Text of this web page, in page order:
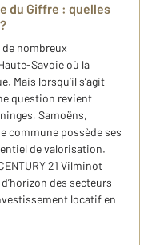
du Giffre : quelles
nombreux
Savoie où la
Mais lorsqu’il s’agit
question revient
Samoëns,
commune possède ses
de valorisation.
21 Vilminot
des secteurs
locatif en